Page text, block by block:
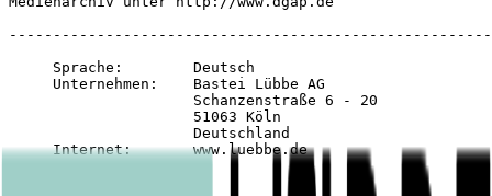
     Sprache:        Deutsch
     Unternehmen:    Bastei Lübbe AG
                     Schanzenstraße 6 - 20
                     51063 Köln
                     Deutschland
     Internet:       www.luebbe.de